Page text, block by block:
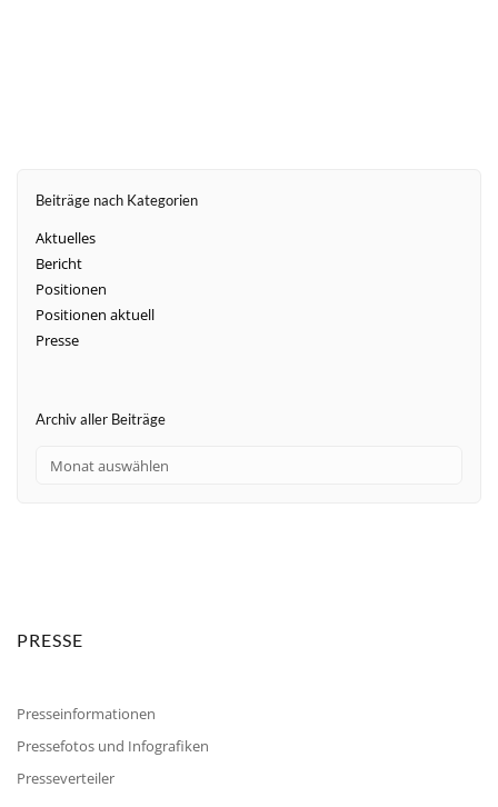
Beiträge nach Kategorien
Aktuelles
Bericht
Positionen
Positionen aktuell
Presse
Archiv aller Beiträge
PRESSE
Presseinformationen
Pressefotos und Infografiken
Presseverteiler